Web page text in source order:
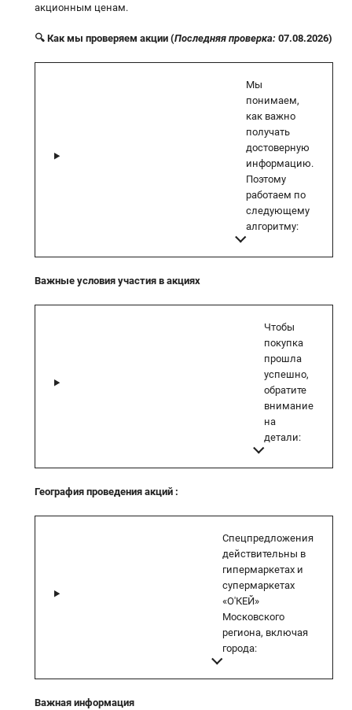
акционным ценам.
🔍 Как мы проверяем акции (Последняя проверка: 07.08.2026)
Мы
понимаем,
как важно
получать
достоверную
информацию.
Поэтому
работаем по
следующему
алгоритму:
Важные условия участия в акциях
Чтобы
покупка
прошла
успешно,
обратите
внимание
на
детали:
География проведения акций :
Спецпредложения
действительны в
гипермаркетах и
супермаркетах
«О'КЕЙ»
Московского
региона, включая
города:
Важная информация